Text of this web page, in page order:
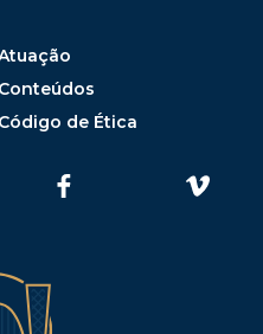
Conteúdos
Código de Ética